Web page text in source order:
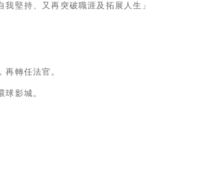
我堅持、又再突破職涯及拓展人生」
轉任法官。
球影城。